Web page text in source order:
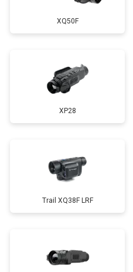
XQ50F
XP28
Trail XQ38F LRF